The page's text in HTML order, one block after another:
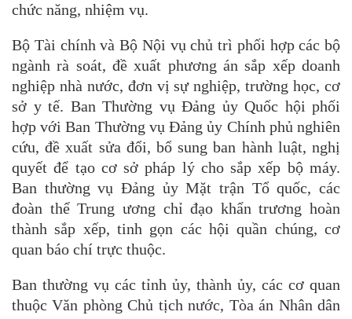
chức năng, nhiệm vụ.
Bộ Tài chính và Bộ Nội vụ chủ trì phối hợp các bộ
ngành rà soát, đề xuất phương án sắp xếp doanh
nghiệp nhà nước, đơn vị sự nghiệp, trường học, cơ
sở y tế. Ban Thường vụ Đảng ủy Quốc hội phối
hợp với Ban Thường vụ Đảng ủy Chính phủ nghiên
cứu, đề xuất sửa đổi, bổ sung ban hành luật, nghị
quyết để tạo cơ sở pháp lý cho sắp xếp bộ máy.
Ban thường vụ Đảng ủy Mặt trận Tổ quốc, các
đoàn thể Trung ương chỉ đạo khẩn trương hoàn
thành sắp xếp, tinh gọn các hội quần chúng, cơ
quan báo chí trực thuộc.
Ban thường vụ các tỉnh ủy, thành ủy, các cơ quan
thuộc Văn phòng Chủ tịch nước, Tòa án Nhân dân